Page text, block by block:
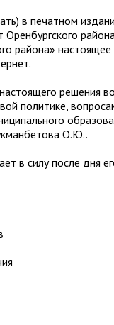
в печатном
Оренбургского
района»
решения
политике,
О.Ю..
в силу после дня